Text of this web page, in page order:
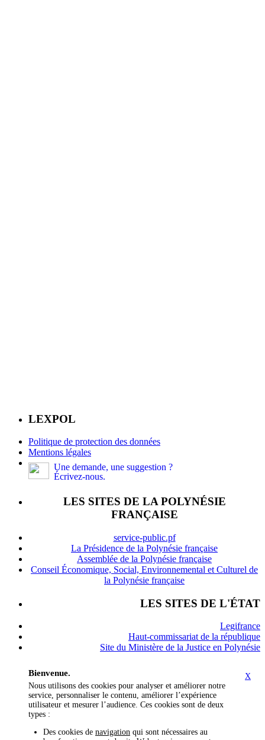
LEXPOL
Politique de protection des données
Mentions légales
Une demande, une suggestion ?
Écrivez-nous.
LES SITES DE LA POLYNÉSIE
FRANÇAISE
service-public.pf
La Présidence de la Polynésie française
Assemblée de la Polynésie française
Conseil Économique, Social, Environnemental et Culturel de
la Polynésie française
LES SITES DE L'ÉTAT
Legifrance
Haut-commissariat de la république
Site du Ministère de la Justice en Polynésie
X
Bienvenue.
Nous utilisons des cookies pour analyser et améliorer notre
service, personnaliser le contenu, améliorer l’expérience
utilisateur et mesurer l’audience. Ces cookies sont de deux
types :
Des cookies de navigation qui sont nécessaires au